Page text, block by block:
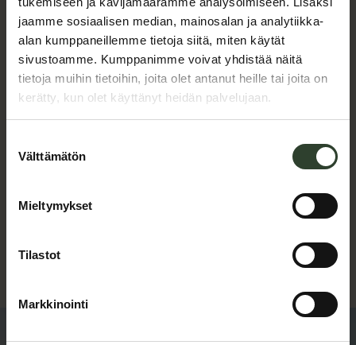
jaamme sosiaalisen median, mainosalan ja analytiikka-
alan kumppaneillemme tietoja siitä, miten käytät
sivustoamme. Kumppanimme voivat yhdistää näitä
tietoja muihin tietoihin, joita olet antanut heille tai joita on
kerätty, kun olet käyttänyt heidän palvelujaan.
valinta
Välttämätön
Mieltymykset
Tilastot
Markkinointi
Hiilihydraatit 15.5 g
Proteiini 1.9 g
Rasva
Kalsium 5.6 mg
Rauta 0.7 mg
perunoita